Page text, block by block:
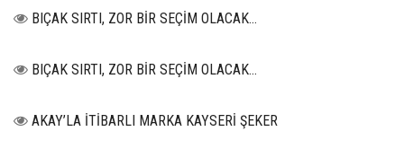
BIÇAK SIRTI, ZOR BİR SEÇİM OLACAK…
BIÇAK SIRTI, ZOR BİR SEÇİM OLACAK…
AKAY’LA İTİBARLI MARKA KAYSERİ ŞEKER